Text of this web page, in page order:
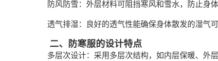
防风防雪：外层材料可阻挡寒风和雪水，防止身
透气排湿：良好的透气性能确保身体散发的湿气
二、防寒服的设计特点
多层次设计：采用多层次结构，如内层保暖、外